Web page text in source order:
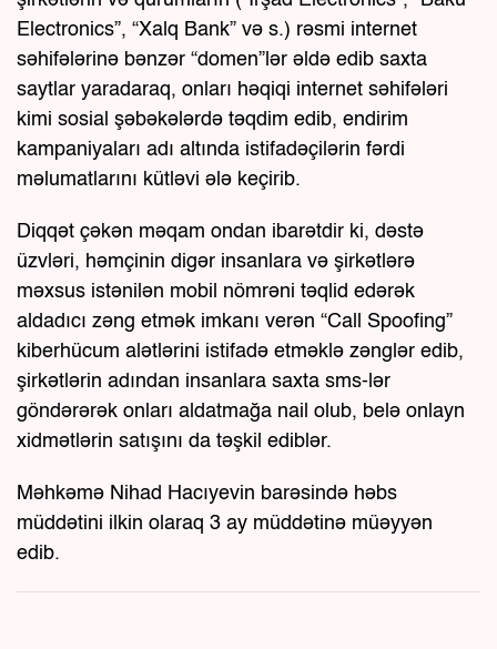
Electronics”, “Xalq Bank” və s.) rəsmi internet
səhifələrinə bənzər “domen”lər əldə edib saxta
saytlar yaradaraq, onları həqiqi internet səhifələri
kimi sosial şəbəkələrdə təqdim edib, endirim
kampaniyaları adı altında istifadəçilərin fərdi
məlumatlarını kütləvi ələ keçirib.
Diqqət çəkən məqam ondan ibarətdir ki, dəstə
üzvləri, həmçinin digər insanlara və şirkətlərə
məxsus istənilən mobil nömrəni təqlid edərək
aldadıcı zəng etmək imkanı verən “Call Spoofing”
kiberhücum alətlərini istifadə etməklə zənglər edib,
şirkətlərin adından insanlara saxta sms-lər
göndərərək onları aldatmağa nail olub, belə onlayn
xidmətlərin satışını da təşkil ediblər.
Məhkəmə Nihad Hacıyevin barəsində həbs
müddətini ilkin olaraq 3 ay müddətinə müəyyən
edib.